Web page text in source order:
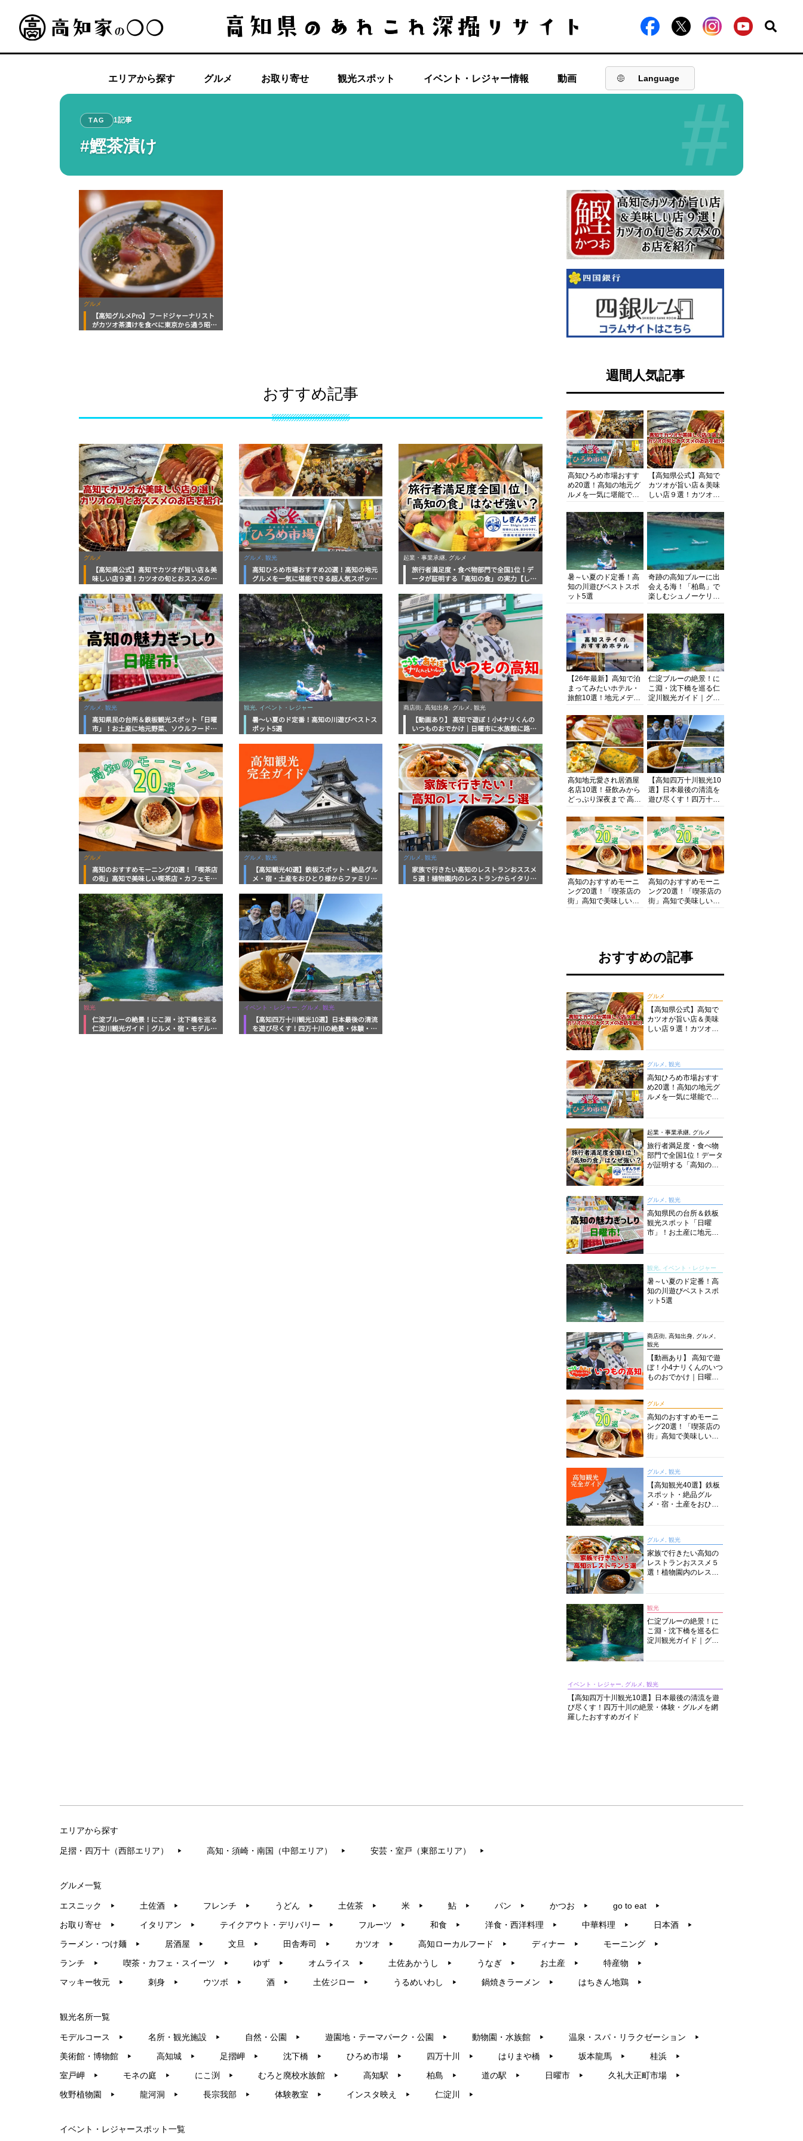
エリアから探す グルメ お取り寄せ 観光スポット イベント・レジャー情報 動画 Language
#
TAG 1記事
#鰹茶漬け
グルメ
【高知グルメPro】フードジャーナリスト
がカツオ茶漬けを食べに東京から通う昭和
おすすめ記事
グルメ
【高知県公式】高知でカツオが旨い店＆美
味しい店９選！カツオの旬とおススメのお
グルメ, 観光
高知ひろめ市場おすすめ20選！高知の地元
グルメを一気に堪能できる超人気スポット
起業・事業承継, グルメ
旅行者満足度・食べ物部門で全国1位！デ
ータが証明する「高知の食」の実力【しぎ
グルメ, 観光
高知県民の台所＆鉄板観光スポット「日曜
市」！お土産に地元野菜、ソウルフードま
底解説！
観光, イベント・レジャー
暑～い夏のド定番！高知の川遊びベストス
ポット5選
商店街, 高知出身, グルメ, 観光
【動画あり】 高知で遊ぼ！小4ナリくんの
いつものおでかけ｜日曜市に水族館に路面
グルメ
高知のおすすめモーニング20選！「喫茶店
の街」高知で美味しい喫茶店・カフェモー
グルメ, 観光
【高知観光40選】鉄板スポット・絶品グル
メ・宿・土産をおひとり様からファミリー
グルメ, 観光
家族で行きたい高知のレストランおススメ
５選！植物園内のレストランからイタリア
観光
仁淀ブルーの絶景！にこ淵・沈下橋を巡る
仁淀川観光ガイド｜グルメ・宿・モデルコ
イベント・レジャー, グルメ, 観光
【高知四万十川観光10選】日本最後の清流
を遊び尽くす！四万十川の絶景・体験・グ
週間人気記事
高知ひろめ市場おすす
め20選！高知の地元グ
ルメを一気に堪能でき
底解剖
【高知県公式】高知で
カツオが旨い店＆美味
しい店９選！カツオの
紹介
暑～い夏のド定番！高
知の川遊びベストスポ
ット5選
奇跡の高知ブルーに出
会える海！「柏島」で
楽しむシュノーケリン
浴にキャンプまで透明
度抜群の海の楽園を徹
底紹介
【26年最新】高知で泊
まってみたいホテル・
旅館10選！地元メディ
厳選
仁淀ブルーの絶景！に
こ淵・沈下橋を巡る仁
淀川観光ガイド｜グル
まで完全網羅！
高知地元愛され居酒屋
名店10選！昼飲みから
どっぷり深夜まで 高知
知グルメPro】
【高知四万十川観光10
選】日本最後の清流を
遊び尽くす！四万十川
を網羅したおすすめガ
イド
高知のおすすめモーニ
ング20選！「喫茶店の
街」高知で美味しい喫
高知のおすすめモーニ
ング20選！「喫茶店の
街」高知で美味しい喫
おすすめの記事
グルメ
【高知県公式】高知で
カツオが旨い店＆美味
しい店９選！カツオの
グルメ, 観光
高知ひろめ市場おすす
め20選！高知の地元グ
ルメを一気に堪能でき
起業・事業承継, グルメ
旅行者満足度・食べ物
部門で全国1位！データ
が証明する「高知の
グルメ, 観光
高知県民の台所＆鉄板
観光スポット「日曜
市」！お土産に地元野
説！
観光, イベント・レジャー
暑～い夏のド定番！高
知の川遊びベストスポ
ット5選
商店街, 高知出身, グルメ,
観光
【動画あり】 高知で遊
ぼ！小4ナリくんのいつ
ものおでかけ｜日曜市
グルメ
高知のおすすめモーニ
ング20選！「喫茶店の
街」高知で美味しい喫
グルメ, 観光
【高知観光40選】鉄板
スポット・絶品グル
メ・宿・土産をおひと
グルメ, 観光
家族で行きたい高知の
レストランおススメ５
選！植物園内のレスト
観光
仁淀ブルーの絶景！に
こ淵・沈下橋を巡る仁
淀川観光ガイド｜グル
イベント・レジャー, グルメ, 観光
【高知四万十川観光10選】日本最後の清流を遊
び尽くす！四万十川の絶景・体験・グルメを網
羅したおすすめガイド
エリアから探す
足摺・四万十（西部エリア） ▶︎ 高知・須崎・南国（中部エリア） ▶︎ 安芸・室戸（東部エリア） ▶︎
グルメ一覧
エスニック ▶︎ 土佐酒 ▶︎ フレンチ ▶︎ うどん ▶︎ 土佐茶 ▶︎ 米 ▶︎ 鮎 ▶︎ パン ▶︎ かつお ▶︎ go to eat ▶︎
お取り寄せ ▶︎ イタリアン ▶︎ テイクアウト・デリバリー ▶︎ フルーツ ▶︎ 和食 ▶︎ 洋食・西洋料理 ▶︎ 中華料理 ▶︎ 日本酒 ▶︎
ラーメン・つけ麺 ▶︎ 居酒屋 ▶︎ 文旦 ▶︎ 田舎寿司 ▶︎ カツオ ▶︎ 高知ローカルフード ▶︎ ディナー ▶︎ モーニング ▶︎
ランチ ▶︎ 喫茶・カフェ・スイーツ ▶︎ ゆず ▶︎ オムライス ▶︎ 土佐あかうし ▶︎ うなぎ ▶︎ お土産 ▶︎ 特産物 ▶︎
マッキー牧元 ▶︎ 刺身 ▶︎ ウツボ ▶︎ 酒 ▶︎ 土佐ジロー ▶︎ うるめいわし ▶︎ 鍋焼きラーメン ▶︎ はちきん地鶏 ▶︎
観光名所一覧
モデルコース ▶︎ 名所・観光施設 ▶︎ 自然・公園 ▶︎ 遊園地・テーマパーク・公園 ▶︎ 動物園・水族館 ▶︎ 温泉・スパ・リラクゼーション ▶︎
美術館・博物館 ▶︎ 高知城 ▶︎ 足摺岬 ▶︎ 沈下橋 ▶︎ ひろめ市場 ▶︎ 四万十川 ▶︎ はりまや橋 ▶︎ 坂本龍馬 ▶︎ 桂浜 ▶︎
室戸岬 ▶︎ モネの庭 ▶︎ にこ渕 ▶︎ むろと廃校水族館 ▶︎ 高知駅 ▶︎ 柏島 ▶︎ 道の駅 ▶︎ 日曜市 ▶︎ 久礼大正町市場 ▶︎
牧野植物園 ▶︎ 龍河洞 ▶︎ 長宗我部 ▶︎ 体験教室 ▶︎ インスタ映え ▶︎ 仁淀川 ▶︎
イベント・レジャースポット一覧